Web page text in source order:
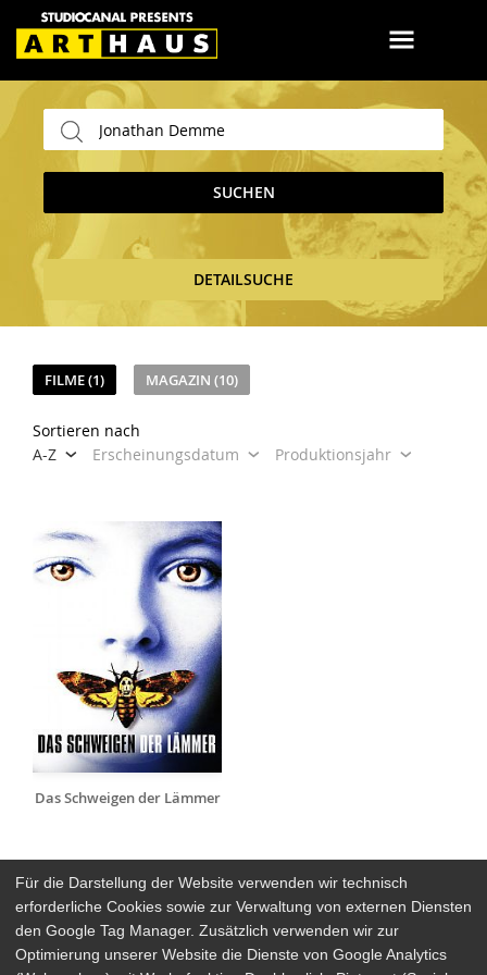
SUCHEN
DETAILSUCHE
FILME (1) MAGAZIN (10)
Sortieren nach
A-Z
Erscheinungsdatum Produktionsjahr
Das Schweigen der Lämmer
Arthaus Stores
Für die Darstellung der Website verwenden wir technisch
erforderliche Cookies sowie zur Verwaltung von externen Diensten
den Google Tag Manager. Zusätzlich verwenden wir zur
Optimierung unserer Website die Dienste von Google Analytics